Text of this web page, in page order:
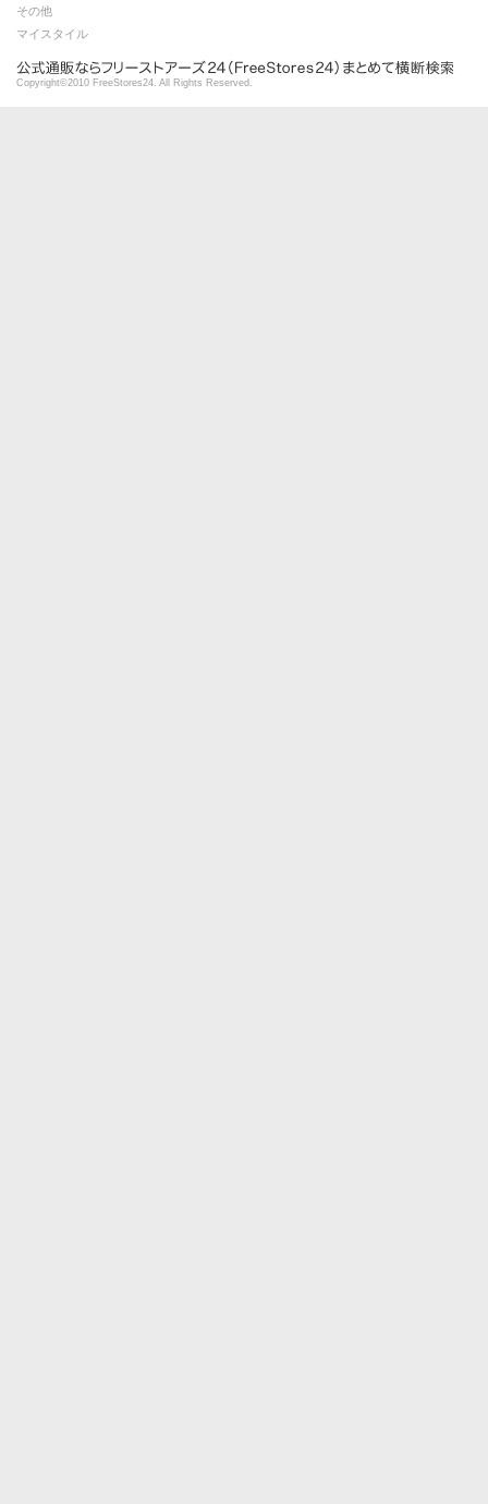
その他
マイスタイル
Copyright©2010 FreeStores24. All Rights Reserved.